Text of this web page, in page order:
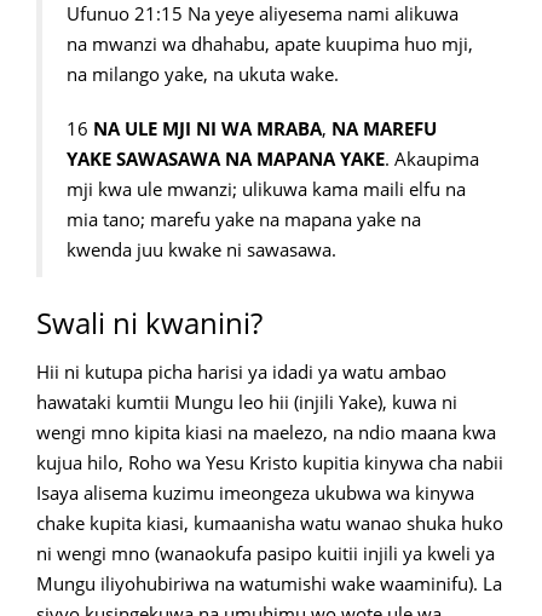
Ufunuo 21:15 Na yeye aliyesema nami alikuwa
na mwanzi wa dhahabu, apate kuupima huo mji,
na milango yake, na ukuta wake.
16 NA ULE MJI NI WA MRABA, NA MAREFU
YAKE SAWASAWA NA MAPANA YAKE. Akaupima
mji kwa ule mwanzi; ulikuwa kama maili elfu na
mia tano; marefu yake na mapana yake na
kwenda juu kwake ni sawasawa.
Swali ni kwanini?
Hii ni kutupa picha harisi ya idadi ya watu ambao
hawataki kumtii Mungu leo hii (injili Yake), kuwa ni
wengi mno kipita kiasi na maelezo, na ndio maana kwa
kujua hilo, Roho wa Yesu Kristo kupitia kinywa cha nabii
Isaya alisema kuzimu imeongeza ukubwa wa kinywa
chake kupita kiasi, kumaanisha watu wanao shuka huko
ni wengi mno (wanaokufa pasipo kuitii injili ya kweli ya
Mungu iliyohubiriwa na watumishi wake waaminifu). La